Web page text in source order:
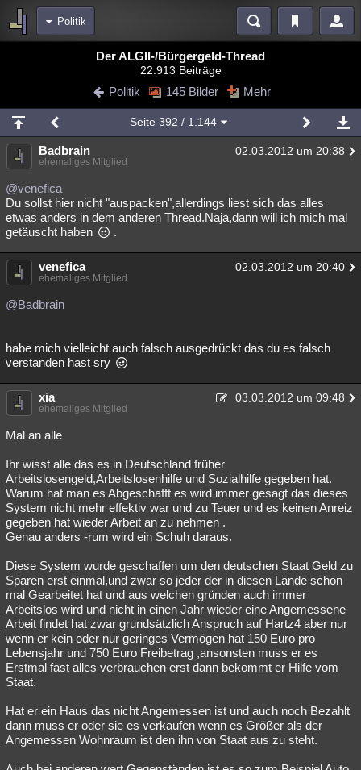
Politik
Diskussionen Blogs Videos
Chat Wiki Neuigkeiten
meine Rubriken
Menschen Wissenschaft Mystery Kriminalfälle
Spiritualität
Natur Umfragen Unterhaltung
weitere Rubriken
Philosophie Literatur
Astronomie
Übersichten
Lesenswert Schlüsselwörter
Der ALGII-/Bürgergeld-Thread
22.913 Beiträge
Politik 145 Bilder Mehr
Seite 392 / 1.144
Badbrain 02.03.2012 um 20:38
ehemaliges Mitglied
@venefica
Du sollst hier nicht "auspacken",allerdings liest sich das alles
etwas anders in dem anderen Thread.Naja,dann will ich mich mal
getäuscht haben
.
venefica 02.03.2012 um 20:40
ehemaliges Mitglied
@Badbrain
habe mich vielleicht auch falsch ausgedrückt das du es falsch
verstanden hast sry
xia 03.03.2012 um 09:48
ehemaliges Mitglied
Mal an alle
Ihr wisst alle das es in Deutschland früher
Arbeitslosengeld,Arbeitslosenhilfe und Sozialhilfe gegeben hat.
Warum hat man es Abgeschafft es wird immer gesagt das dieses
System nicht mehr effektiv war und zu Teuer und es keinen Anreiz
gegeben hat wieder Arbeit an zu nehmen .
Genau anders -rum wird ein Schuh daraus.
Diese System wurde geschaffen um den deutschen Staat Geld zu
Sparen erst einmal,und zwar so jeder der in diesen Lande schon
mal Gearbeitet hat und aus welchen gründen auch immer
Arbeitslos wird und nicht in einen Jahr wieder eine Angemessene
Arbeit findet hat zwar grundsätzlich Anspruch auf Hartz4 aber nur
wenn er kein oder nur geringes Vermögen hat 150 Euro pro
Lebensjahr und 750 Euro Freibetrag ,ansonsten muss er es
Erstmal fast alles verbrauchen erst dann bekommt er Hilfe vom
Staat.
Hat er ein Haus das nicht Angemessen ist und auch noch Bezahlt
dann muss er oder sie es verkaufen wenn es Größer als der
Angemessen Wohnraum ist den ihn von Staat aus zu steht.